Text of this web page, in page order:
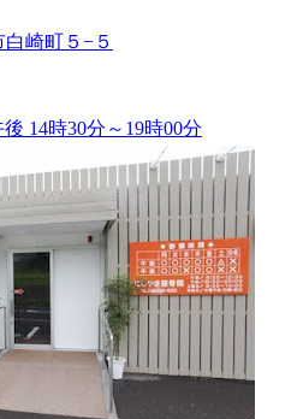
白崎町５−５
後 14時30分～19時00分